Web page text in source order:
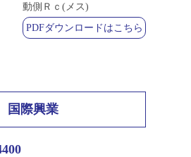
動側Ｒｃ(メス)
PDFダウンロードはこちら
国際興業